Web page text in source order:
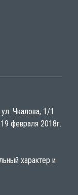
Чкалова, 1/1
февраля 2018г.
характер и